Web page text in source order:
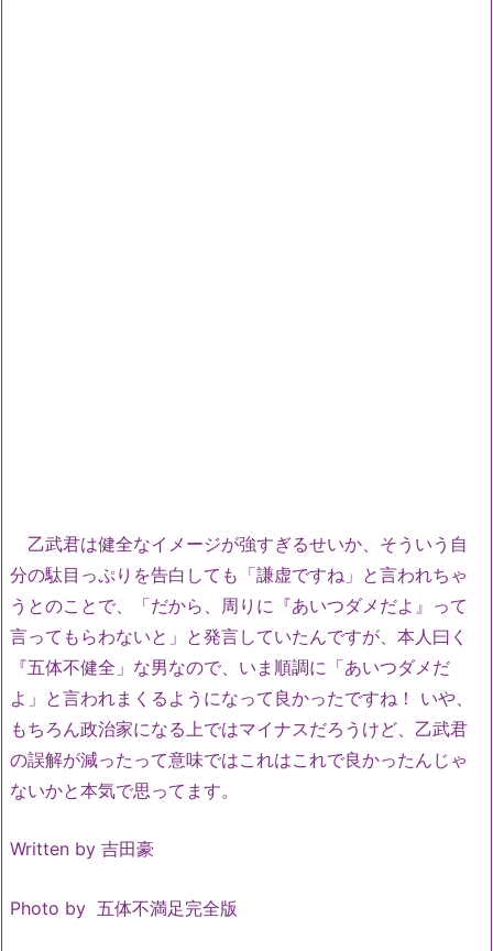
乙武君は健全なイメージが強すぎるせいか、そういう自
分の駄目っぷりを告白しても「謙虚ですね」と言われちゃ
うとのことで、「だから、周りに『あいつダメだよ』って
言ってもらわないと」と発言していたんですが、本人曰く
『五体不健全」な男なので、いま順調に「あいつダメだ
よ」と言われまくるようになって良かったですね！ いや、
もちろん政治家になる上ではマイナスだろうけど、乙武君
の誤解が減ったって意味ではこれはこれで良かったんじゃ
ないかと本気で思ってます。
Written by 吉田豪
Photo by 五体不満足完全版